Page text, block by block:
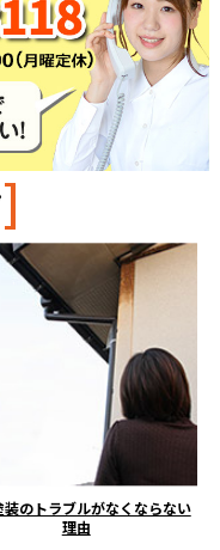
]
装のトラブルがなくならない
理由